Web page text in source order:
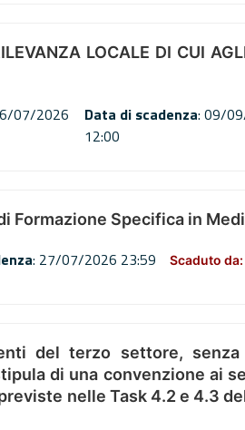
LOCALE DI CUI
07/2026
Data di scadenza: 09/
12:00
Formazione Specifica in
: 27/07/2026 23:59 Scaduto
del terzo settore,
di una convenzione ai
nelle Task 4.2 e 4.3